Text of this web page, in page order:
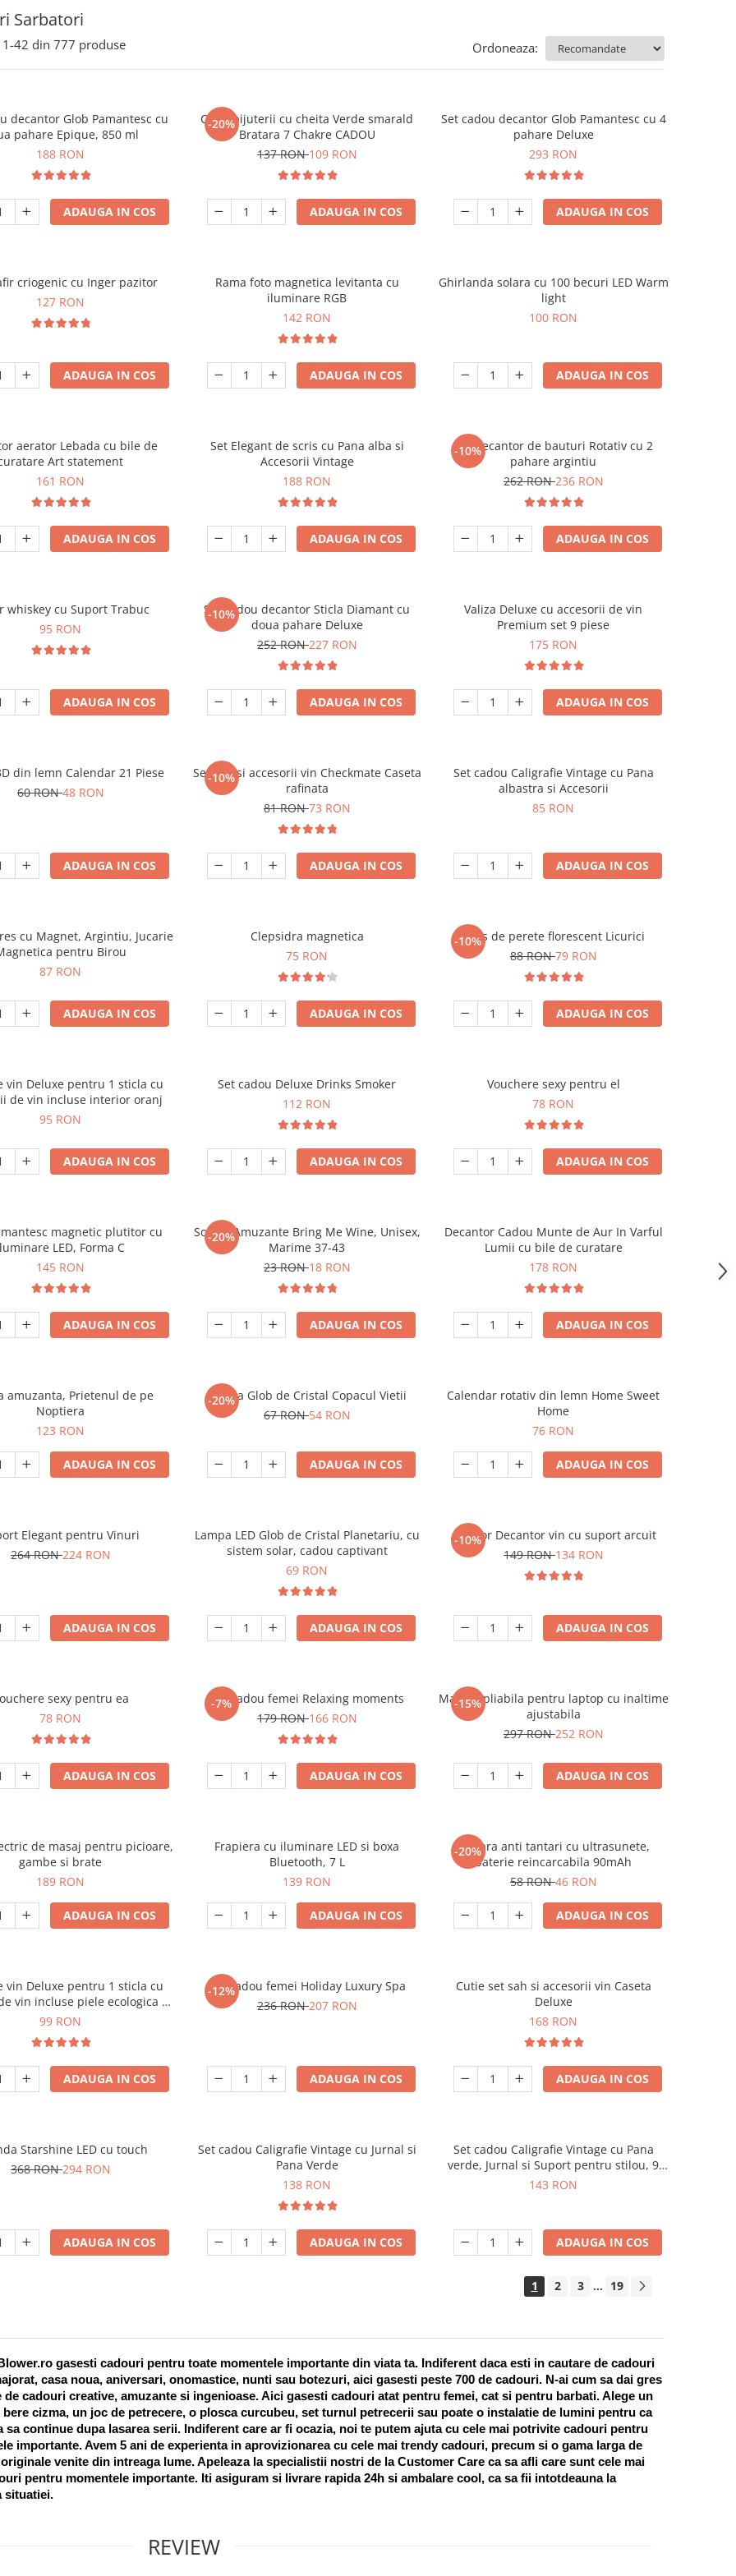
Sarbatori
1-42 din 777 produse Ordoneaza:
decantor Glob Pamantesc cu
pahare Epique, 850 ml
188 RON
ADAUGA IN COS
-20%
Cutie bijuterii cu cheita Verde smarald
Bratara 7 Chakre CADOU
137 RON109 RON
ADAUGA IN COS
Set cadou decantor Glob Pamantesc cu 4
pahare Deluxe
293 RON
ADAUGA IN COS
criogenic cu Inger pazitor
127 RON
ADAUGA IN COS
Rama foto magnetica levitanta cu
iluminare RGB
142 RON
ADAUGA IN COS
Ghirlanda solara cu 100 becuri LED Warm
light
100 RON
ADAUGA IN COS
aerator Lebada cu bile de
Art statement
161 RON
ADAUGA IN COS
Set Elegant de scris cu Pana alba si
Accesorii Vintage
188 RON
ADAUGA IN COS
-10%
Set Decantor de bauturi Rotativ cu 2
pahare argintiu
262 RON236 RON
ADAUGA IN COS
whiskey cu Suport Trabuc
95 RON
ADAUGA IN COS
-10%
Set cadou decantor Sticla Diamant cu
doua pahare Deluxe
252 RON227 RON
ADAUGA IN COS
Valiza Deluxe cu accesorii de vin
Premium set 9 piese
175 RON
ADAUGA IN COS
din lemn Calendar 21 Piese
60 RON48 RON
ADAUGA IN COS
-10%
Set sah si accesorii vin Checkmate Caseta
rafinata
81 RON73 RON
ADAUGA IN COS
Set cadou Caligrafie Vintage cu Pana
albastra si Accesorii
85 RON
ADAUGA IN COS
cu Magnet, Argintiu, Jucarie
pentru Birou
87 RON
ADAUGA IN COS
Clepsidra magnetica
75 RON
ADAUGA IN COS
-10%
Ceas de perete florescent Licurici
88 RON79 RON
ADAUGA IN COS
vin Deluxe pentru 1 sticla cu
de vin incluse interior oranj
95 RON
ADAUGA IN COS
Set cadou Deluxe Drinks Smoker
112 RON
ADAUGA IN COS
Vouchere sexy pentru el
78 RON
ADAUGA IN COS
magnetic plutitor cu
LED, Forma C
145 RON
ADAUGA IN COS
-20%
Sosete Amuzante Bring Me Wine, Unisex,
Marime 37-43
23 RON18 RON
ADAUGA IN COS
Decantor Cadou Munte de Aur In Varful
Lumii cu bile de curatare
178 RON
ADAUGA IN COS
amuzanta, Prietenul de pe
Noptiera
123 RON
ADAUGA IN COS
-20%
Lampa Glob de Cristal Copacul Vietii
67 RON54 RON
ADAUGA IN COS
Calendar rotativ din lemn Home Sweet
Home
76 RON
ADAUGA IN COS
Elegant pentru Vinuri
264 RON224 RON
ADAUGA IN COS
Lampa LED Glob de Cristal Planetariu, cu
sistem solar, cadou captivant
69 RON
ADAUGA IN COS
-10%
Aerator Decantor vin cu suport arcuit
149 RON134 RON
ADAUGA IN COS
sexy pentru ea
78 RON
ADAUGA IN COS
-7%
Set cadou femei Relaxing moments
179 RON166 RON
ADAUGA IN COS
-15%
Masuta pliabila pentru laptop cu inaltime
ajustabila
297 RON252 RON
ADAUGA IN COS
de masaj pentru picioare,
gambe si brate
189 RON
ADAUGA IN COS
Frapiera cu iluminare LED si boxa
Bluetooth, 7 L
139 RON
ADAUGA IN COS
-20%
Bratara anti tantari cu ultrasunete,
baterie reincarcabila 90mAh
58 RON46 RON
ADAUGA IN COS
vin Deluxe pentru 1 sticla cu
vin incluse piele ecologica de
crocodil
99 RON
ADAUGA IN COS
-12%
Set cadou femei Holiday Luxury Spa
236 RON207 RON
ADAUGA IN COS
Cutie set sah si accesorii vin Caseta
Deluxe
168 RON
ADAUGA IN COS
Starshine LED cu touch
368 RON294 RON
ADAUGA IN COS
Set cadou Caligrafie Vintage cu Jurnal si
Pana Verde
138 RON
ADAUGA IN COS
Set cadou Caligrafie Vintage cu Pana
verde, Jurnal si Suport pentru stilou, 9
piese
143 RON
ADAUGA IN COS
1 2 3 ... 19
gasesti cadouri pentru toate momentele importante din viata ta. Indiferent daca esti in cautare de cadouri
casa noua, aniversari, onomastice, nunti sau botezuri, aici gasesti peste 700 de cadouri. N-ai cum sa dai gres
de cadouri creative, amuzante si ingenioase. Aici gasesti cadouri atat pentru femei, cat si pentru barbati. Alege un
bere cizma, un joc de petrecere, o plosca curcubeu, set turnul petrecerii sau poate o instalatie de lumini pentru ca
sa continue dupa lasarea serii. Indiferent care ar fi ocazia, noi te putem ajuta cu cele mai potrivite cadouri pentru
importante. Avem 5 ani de experienta in aprovizionarea cu cele mai trendy cadouri, precum si o gama larga de
venite din intreaga lume. Apeleaza la specialistii nostri de la Customer Care ca sa afli care sunt cele mai
pentru momentele importante. Iti asiguram si livrare rapida 24h si ambalare cool, ca sa fii intotdeauna la
situatiei.
REVIEW